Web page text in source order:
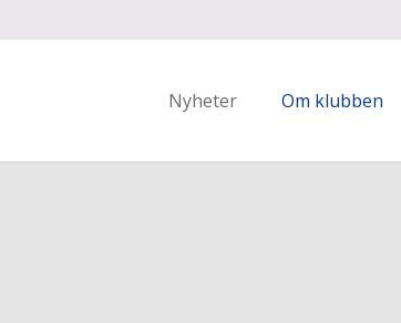
Nyheter Om klubben